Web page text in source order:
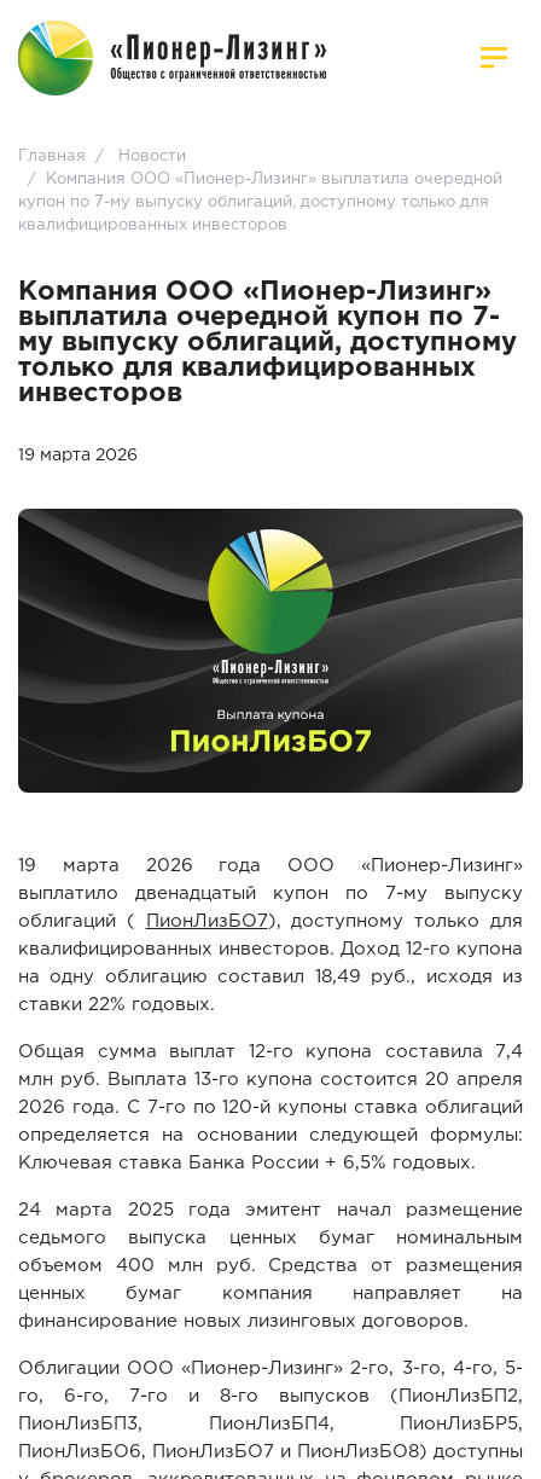
Главная /
Новости
/
Компания ООО «Пионер-Лизинг» выплатила очередной
купон по 7-му выпуску облигаций, доступному только для
квалифицированных инвесторов
Компания ООО «Пионер-Лизинг»
выплатила очередной купон по 7-
му выпуску облигаций, доступному
только для квалифицированных
инвесторов
19 марта 2026
19 марта 2026 года ООО «Пионер-Лизинг»
выплатило двенадцатый купон по 7-му выпуску
облигаций (
ПионЛизБО7 ), доступному только для
квалифицированных инвесторов. Доход 12-го купона
на одну облигацию составил 18,49 руб., исходя из
ставки 22% годовых.
Общая сумма выплат 12-го купона составила 7,4
млн руб. Выплата 13-го купона состоится 20 апреля
2026 года. С 7-го по 120-й купоны ставка облигаций
определяется на основании следующей формулы:
Ключевая ставка Банка России + 6,5% годовых.
24 марта 2025 года эмитент начал размещение
седьмого выпуска ценных бумаг номинальным
объемом 400 млн руб. Средства от размещения
ценных бумаг компания направляет на
финансирование новых лизинговых договоров.
Облигации ООО «Пионер-Лизинг» 2-го, 3-го, 4-го, 5-
го, 6-го, 7-го и 8-го выпусков (ПионЛизБП2,
ПионЛизБП3, ПионЛизБП4, ПионЛизБР5,
ПионЛизБО6, ПионЛизБО7 и ПионЛизБО8) доступны